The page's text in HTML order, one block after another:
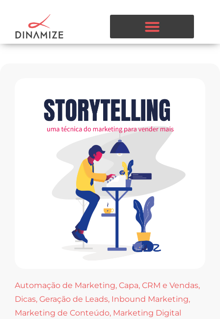
Automação de Marketing, Capa, CRM e Vendas,
Dicas, Geração de Leads, Inbound Marketing,
Marketing de Conteúdo, Marketing Digital